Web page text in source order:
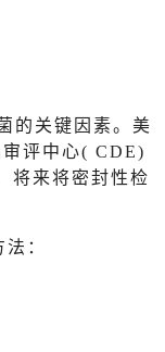
的关键因素。美
评中心( CDE)
将来将密封性检
：